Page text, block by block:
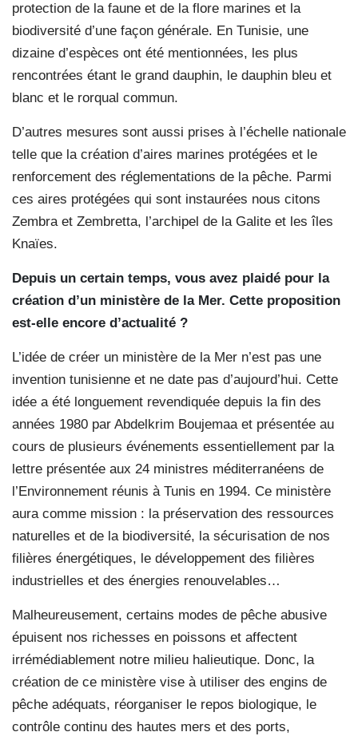
protection de la faune et de la flore marines et la
biodiversité d’une façon générale. En Tunisie, une
dizaine d’espèces ont été mentionnées, les plus
rencontrées étant le grand dauphin, le dauphin bleu et
blanc et le rorqual commun.
D’autres mesures sont aussi prises à l’échelle nationale
telle que la création d’aires marines protégées et le
renforcement des réglementations de la pêche. Parmi
ces aires protégées qui sont instaurées nous citons
Zembra et Zembretta, l’archipel de la Galite et les îles
Knaïes.
Depuis un certain temps, vous avez plaidé pour la
création d’un ministère de la Mer. Cette proposition
est-elle encore d’actualité ?
L’idée de créer un ministère de la Mer n’est pas une
invention tunisienne et ne date pas d’aujourd’hui. Cette
idée a été longuement revendiquée depuis la fin des
années 1980 par Abdelkrim Boujemaa et présentée au
cours de plusieurs événements essentiellement par la
lettre présentée aux 24 ministres méditerranéens de
l’Environnement réunis à Tunis en 1994. Ce ministère
aura comme mission : la préservation des ressources
naturelles et de la biodiversité, la sécurisation de nos
filières énergétiques, le développement des filières
industrielles et des énergies renouvelables…
Malheureusement, certains modes de pêche abusive
épuisent nos richesses en poissons et affectent
irrémédiablement notre milieu halieutique. Donc, la
création de ce ministère vise à utiliser des engins de
pêche adéquats, réorganiser le repos biologique, le
contrôle continu des hautes mers et des ports,